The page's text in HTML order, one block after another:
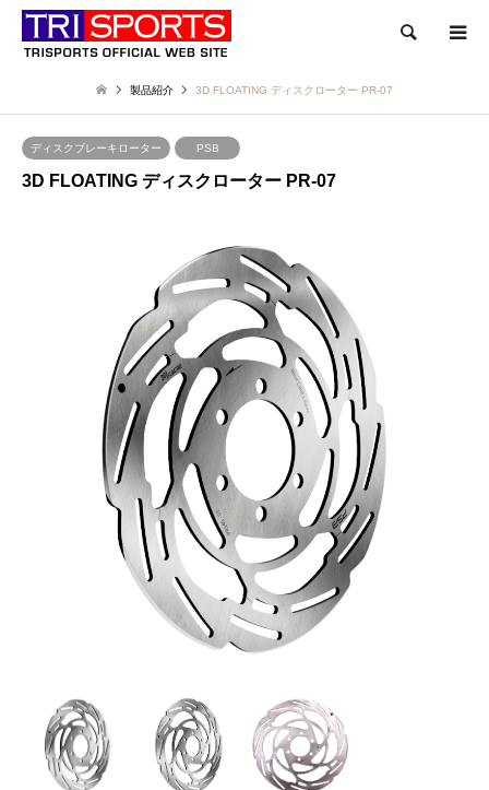
検索
製品紹介 3D FLOATING ディスクローター PR-07
ディスクブレーキローター PSB
3D FLOATING ディスクローター PR-07